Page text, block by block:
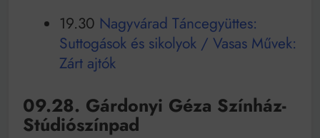
19.30 Nagyvárad Táncegyüttes:
Suttogások és sikolyok / Vasas Művek:
Zárt ajtók
09.28. Gárdonyi Géza Színház-
Stúdiószínpad